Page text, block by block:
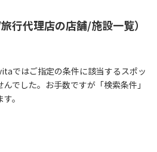
行代理店の店舗/施設一覧）
ではご指定の条件に該当するスポッ
でした。お手数ですが「検索条件」
。